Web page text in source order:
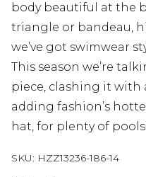
body beautiful at the
triangle or bandeau,
we’ve got swimwear
This season we’re
piece, clashing it with
adding fashion’s
hat, for plenty of
SKU: HZZ13236-186-14